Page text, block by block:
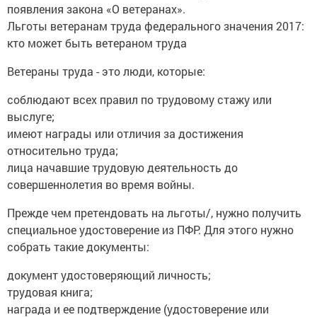
появления закона «О ветеранах».
Льготы ветеранам труда федерального значения 2017:
кто может быть ветераном труда
Ветераны труда - это люди, которые:
соблюдают всех правил по трудовому стажу или
выслуге;
имеют награды или отличия за достижения
относительно труда;
лица начавшие трудовую деятельность до
совершеннолетия во время войны.
Прежде чем претендовать на льготы/, нужно получить
специальное удостоверение из ПФР. Для этого нужно
собрать такие документы:
документ удостоверяющий личность;
трудовая книга;
награда и ее подтверждение (удостоверение или